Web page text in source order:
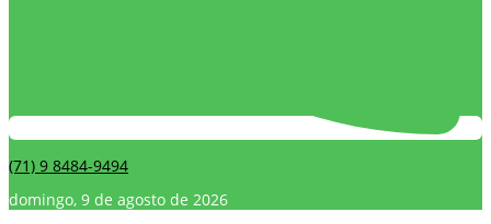
(71) 9 8484-9494
domingo, 9 de agosto de 2026